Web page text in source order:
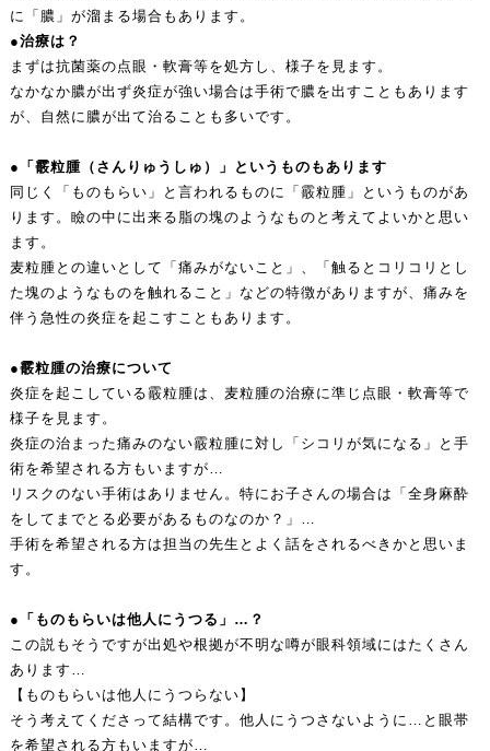
に「膿」が溜まる場合もあります。
●治療は？
まずは抗菌薬の点眼・軟膏等を処方し、様子を見ます。
なかなか膿が出ず炎症が強い場合は手術で膿を出すこともあります
が、自然に膿が出て治ることも多いです。
●「霰粒腫（さんりゅうしゅ）」というものもあります
同じく「ものもらい」と言われるものに「霰粒腫」というものがあ
ります。瞼の中に出来る脂の塊のようなものと考えてよいかと思い
ます。
麦粒腫との違いとして「痛みがないこと」、「触るとコリコリとし
た塊のようなものを触れること」などの特徴がありますが、痛みを
伴う急性の炎症を起こすこともあります。
●霰粒腫の治療について
炎症を起こしている霰粒腫は、麦粒腫の治療に準じ点眼・軟膏等で
様子を見ます。
炎症の治まった痛みのない霰粒腫に対し「シコリが気になる」と手
術を希望される方もいますが…
リスクのない手術はありません。特にお子さんの場合は「全身麻酔
をしてまでとる必要があるものなのか？」…
手術を希望される方は担当の先生とよく話をされるべきかと思いま
す。
●「ものもらいは他人にうつる」…？
この説もそうですが出処や根拠が不明な噂が眼科領域にはたくさん
あります…
【ものもらいは他人にうつらない】
そう考えてくださって結構です。他人にうつさないように…と眼帯
を希望される方もいますが…